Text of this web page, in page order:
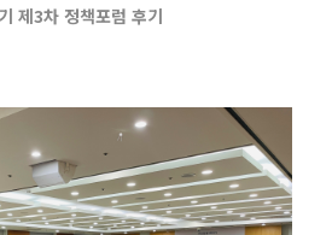
제3차 정책포럼 후기